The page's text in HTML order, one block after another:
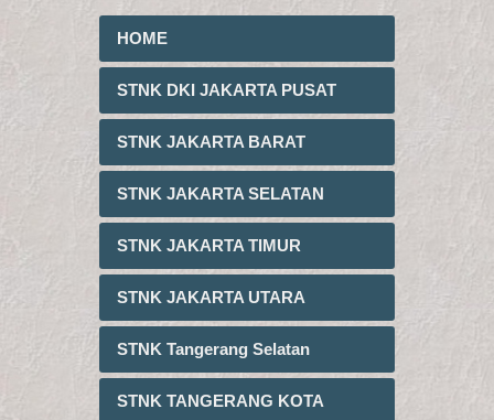
HOME
STNK DKI JAKARTA PUSAT
STNK JAKARTA BARAT
STNK JAKARTA SELATAN
STNK JAKARTA TIMUR
STNK JAKARTA UTARA
STNK Tangerang Selatan
STNK TANGERANG KOTA